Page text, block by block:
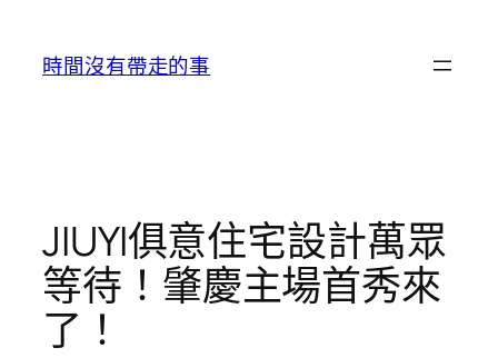
時間沒有帶走的事
JIUYI俱意住宅設計萬眾
等待！肇慶主場首秀來
了！